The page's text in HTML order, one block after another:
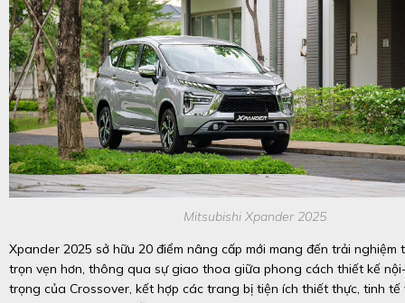
Mitsubishi Xpander 2025
Xpander 2025 sở hữu 20 điểm nâng cấp mới mang đến trải nghiệm
trọn vẹn hơn, thông qua sự giao thoa giữa phong cách thiết kế
trọng của Crossover, kết hợp các trang bị tiện ích thiết thực, tinh tế